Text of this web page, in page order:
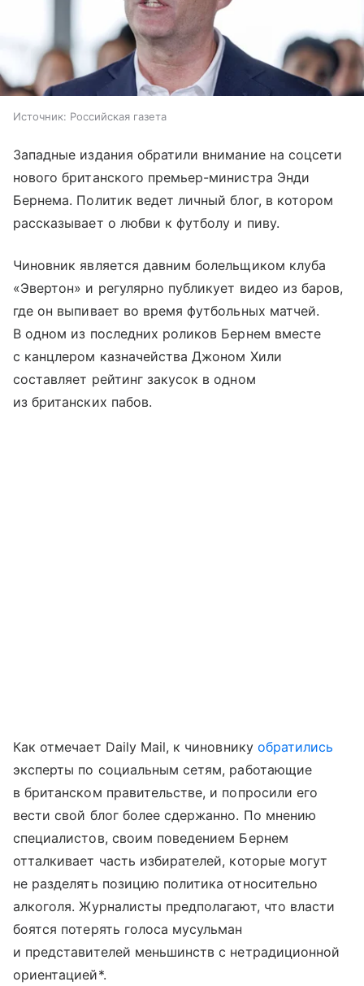
Источник: Российская газета
Западные издания обратили внимание на соцсети
нового британского премьер-министра Энди
Бернема. Политик ведет личный блог, в котором
рассказывает о любви к футболу и пиву.
Чиновник является давним болельщиком клуба
«Эвертон» и регулярно публикует видео из баров,
где он выпивает во время футбольных матчей.
В одном из последних роликов Бернем вместе
с канцлером казначейства Джоном Хили
составляет рейтинг закусок в одном
из британских пабов.
Как отмечает Daily Mail, к чиновнику обратились
эксперты по социальным сетям, работающие
в британском правительстве, и попросили его
вести свой блог более сдержанно. По мнению
специалистов, своим поведением Бернем
отталкивает часть избирателей, которые могут
не разделять позицию политика относительно
алкоголя. Журналисты предполагают, что власти
боятся потерять голоса мусульман
и представителей меньшинств с нетрадиционной
ориентацией*.